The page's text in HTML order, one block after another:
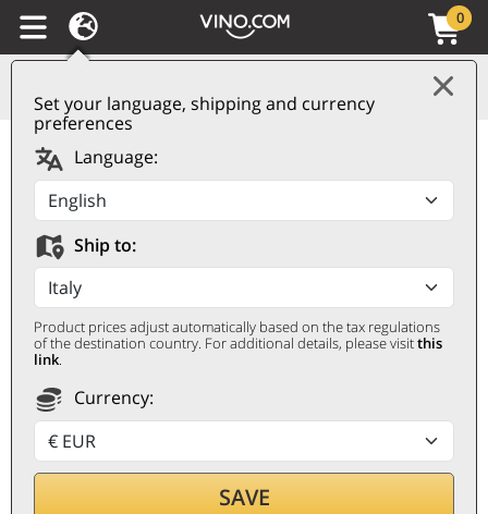
Set your language, shipping and currency
preferences
Language:
Ship to:
Product prices adjust automatically based on the tax regulations
of the destination country. For additional details, please visitthis
link.
Currency:
SAVE
0
Sherry DO Pedro
Ximénez Vina 25
Lustau
LUSTAU
0,75 ℓ